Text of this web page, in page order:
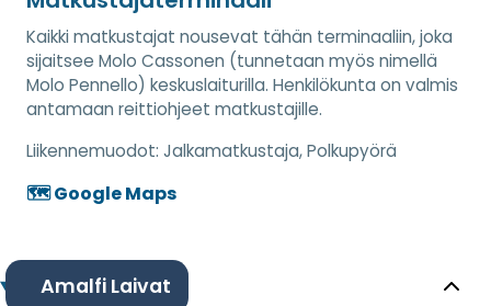
Kaikki matkustajat nousevat tähän terminaaliin, joka
sijaitsee Molo Cassonen (tunnetaan myös nimellä
Molo Pennello) keskuslaiturilla. Henkilökunta on valmis
antamaan reittiohjeet matkustajille.
Liikennemuodot: Jalkamatkustaja, Polkupyörä
🗺️ Google Maps
Amalfi Laivat